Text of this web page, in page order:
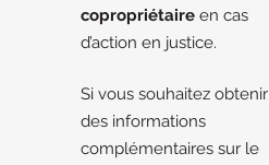
copropriétaire en cas
d’action en justice.
Si vous souhaitez obtenir
des informations
complémentaires sur le